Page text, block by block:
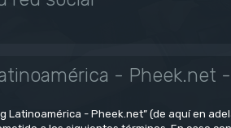
- Pheek.net
Latinoamérica - Pheek.net” (de aquí en